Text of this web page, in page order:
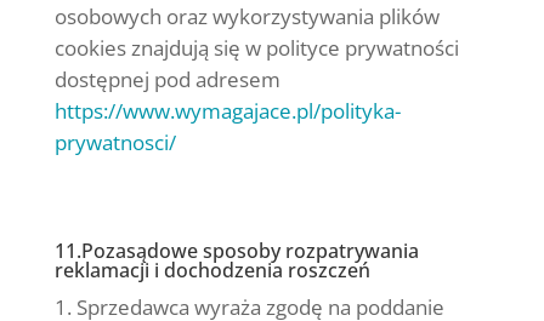
osobowych oraz wykorzystywania plików
cookies znajdują się w polityce prywatności
dostępnej pod adresem
https://www.wymagajace.pl/polityka-
prywatnosci/
11.Pozasądowe sposoby rozpatrywania
reklamacji i dochodzenia roszczeń
Sprzedawca wyraża zgodę na poddanie